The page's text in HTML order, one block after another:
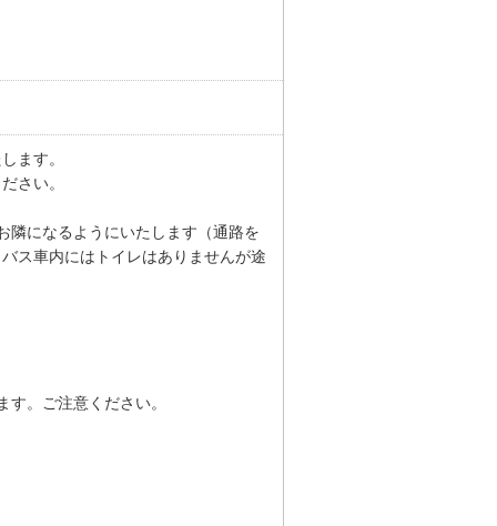
ます。
さい。
になるようにいたします（通路を
ス車内にはトイレはありませんが途
。ご注意ください。